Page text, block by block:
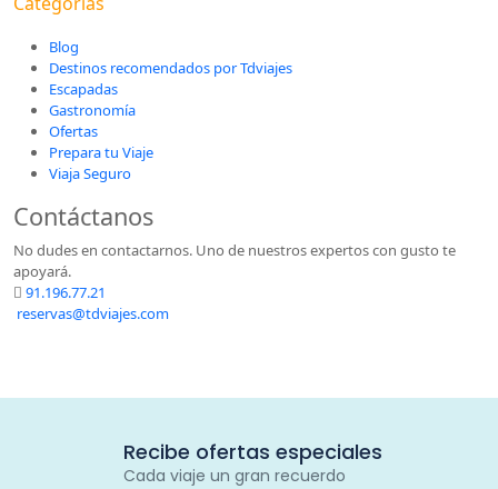
Blog
Destinos recomendados por Tdviajes
Escapadas
Gastronomía
Ofertas
Prepara tu Viaje
Viaja Seguro
Contáctanos
No dudes en contactarnos. Uno de nuestros expertos con gusto te
apoyará.
91.196.77.21
reservas@tdviajes.com
Recibe ofertas especiales
Cada viaje un gran recuerdo